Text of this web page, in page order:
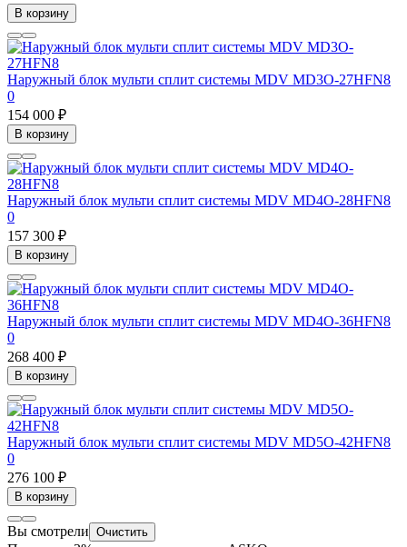
В корзину
Наружный блок мульти сплит системы MDV MD3O-27HFN8
0
154 000 ₽
В корзину
Наружный блок мульти сплит системы MDV MD4O-28HFN8
0
157 300 ₽
В корзину
Наружный блок мульти сплит системы MDV MD4O-36HFN8
0
268 400 ₽
В корзину
Наружный блок мульти сплит системы MDV MD5O-42HFN8
0
276 100 ₽
В корзину
Вы смотрели Очистить